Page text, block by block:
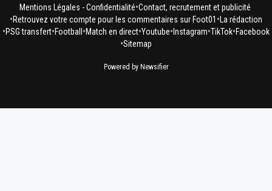
Mentions Légales - Confidentialité•Contact, recrutement et publicité
•Retrouvez votre compte pour les commentaires sur Foot01 • La rédaction
•PSG transfert•Football •Match en direct•Youtube• Instagram•TikTok•Facebook
•Sitemap
Powered by Newsifier